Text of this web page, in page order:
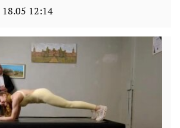
18.05 12:14